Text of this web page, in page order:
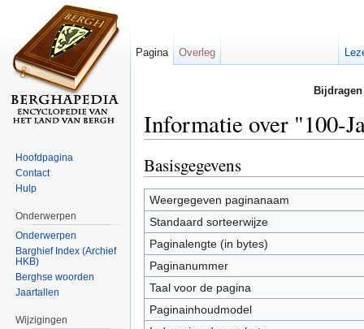
Informatie over "100-
Basisgegevens
Weergegeven paginanaam
Standaard sorteerwijze
Paginalengte (in bytes)
Paginanummer
Taal voor de pagina
Paginainhoudmodel
Pagina Overleg
Hoofdpagina
Contact
Hulp
Onderwerpen
Onderwerpen
Barghief Index (Archief
HKB)
Berghse woorden
Jaartallen
Wijzigingen